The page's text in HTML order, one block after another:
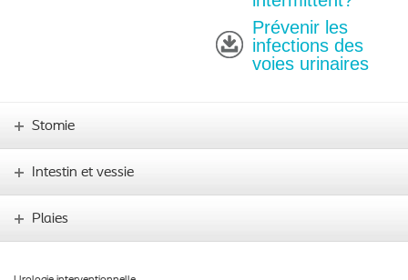
Prévenir les
infections des
voies urinaires
Stomie
Intestin et vessie
Plaies